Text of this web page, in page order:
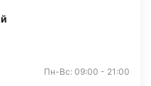
Пн-Вс: 09:00 - 21:00